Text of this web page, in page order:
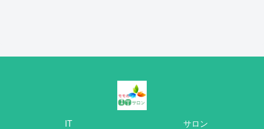
IT サロン